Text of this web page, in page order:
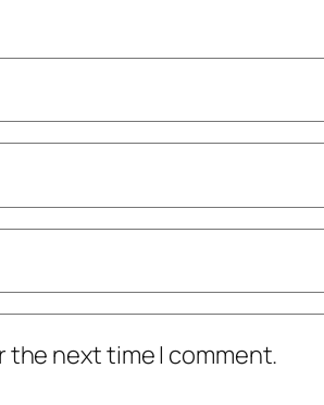
the next time I comment.